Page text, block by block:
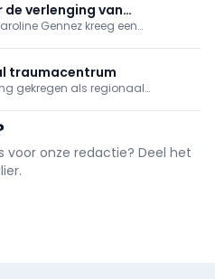
verlenging van
preventief
Gennez kreeg een
traumacentrum
gekregen als regionaal
wordt het een volwaardige
Network (ATN).
voor onze redactie? Deel het